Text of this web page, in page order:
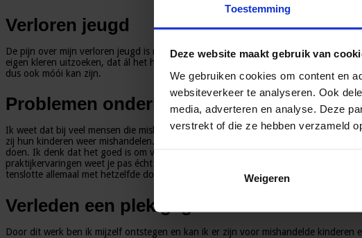
Toestemming
Deze website maakt gebruik van
We gebruiken cookies om content en
websiteverkeer te analyseren. Ook
media, adverteren en analyse. Deze
verstrekt of die ze hebben verzameld
Weigeren
Verloren jeugd
De pijn over mijn verloren jeugd is mijn leven lang bij me gebleven. Vooral toen ik
eigen kleren uitzoeken, dat ál het huishouden moest doen. De vrijheid waar mijn
dus ook móói kan zijn.
Problemen onderkennen
Ik weet dat bij veel mensen die mishandeld zijn hun herinneringen weer sterk
zij hun kinderen weer mishandelen. Met onze stichting, die zich richt op
doen. Ik denk dat het goed is om vanuit mijn eigen ervaring dit werk te doen. De
praktijkervaringen weet je pas écht wat die kinderen doormaken. Ook vind ik het
tenslotte allemaal met hetzelfde doel bezig!
Verleden een plek gegeven
Door dit werk ben ik mijzelf ontstegen en kan ik er zijn voor mishandelde kinderen